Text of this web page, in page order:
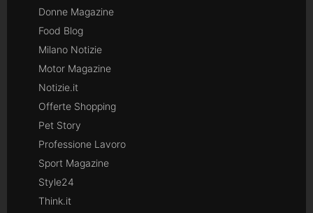
Donne Magazine
Food Blog
Milano Notizie
Motor Magazine
Notizie.it
Offerte Shopping
Pet Story
Professione Lavoro
Sport Magazine
Style24
Think.it